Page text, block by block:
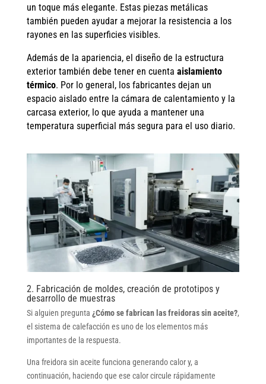
un toque más elegante. Estas piezas metálicas
también pueden ayudar a mejorar la resistencia a los
rayones en las superficies visibles.
Además de la apariencia, el diseño de la estructura
exterior también debe tener en cuenta aislamiento
térmico. Por lo general, los fabricantes dejan un
espacio aislado entre la cámara de calentamiento y la
carcasa exterior, lo que ayuda a mantener una
temperatura superficial más segura para el uso diario.
2. Fabricación de moldes, creación de prototipos y
desarrollo de muestras
Si alguien pregunta ¿Cómo se fabrican las freidoras sin aceite?,
el sistema de calefacción es uno de los elementos más
importantes de la respuesta.
Una freidora sin aceite funciona generando calor y, a
continuación, haciendo que ese calor circule rápidamente